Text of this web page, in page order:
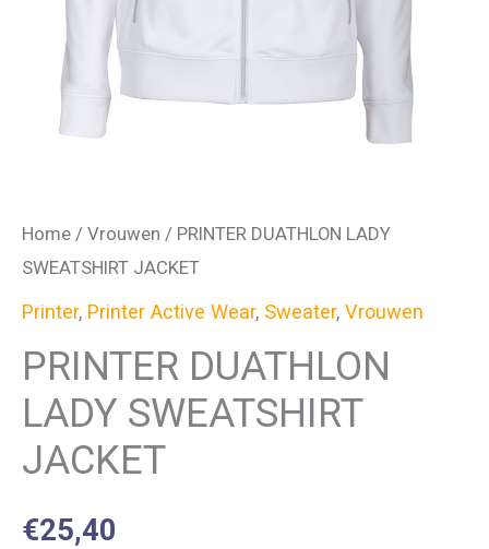
Home / Vrouwen / PRINTER DUATHLON LADY
SWEATSHIRT JACKET
Printer, Printer Active Wear, Sweater, Vrouwen
PRINTER DUATHLON
LADY SWEATSHIRT
JACKET
€25,40